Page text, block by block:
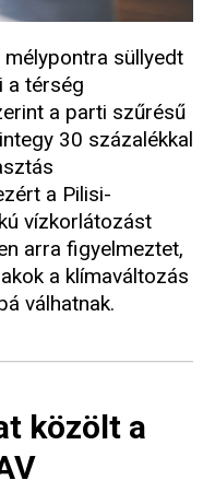
süllyedt
a térség
a parti szűrésű
30 százalékkal
a Pilisi-
vízkorlátozást
arra figyelmeztet,
a klímaváltozás
válhatnak.
közölt a